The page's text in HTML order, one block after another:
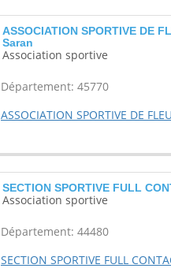
ASSOCIATION SPORTIVE DE
Saran
Association sportive
Département: 45770
ASSOCIATION SPORTIVE DE
SECTION SPORTIVE FULL
Association sportive
Département: 44480
SECTION SPORTIVE FULL